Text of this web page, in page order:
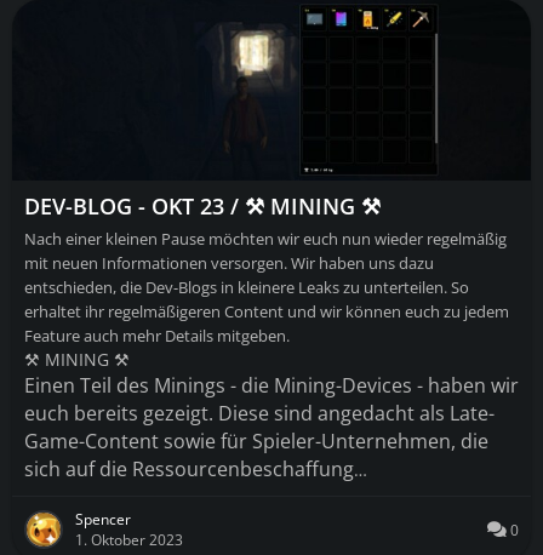
DEV-BLOG - OKT 23 / ⚒️ MINING ⚒️
Nach einer kleinen Pause möchten wir euch nun wieder regelmäßig
mit neuen Informationen versorgen. Wir haben uns dazu
entschieden, die Dev-Blogs in kleinere Leaks zu unterteilen. So
erhaltet ihr regelmäßigeren Content und wir können euch zu jedem
Feature auch mehr Details mitgeben.
⚒️ MINING ⚒️
Einen Teil des Minings - die Mining-Devices - haben wir
euch bereits gezeigt. Diese sind angedacht als Late-
Game-Content sowie für Spieler-Unternehmen, die
sich auf die Ressourcenbeschaffung…
Spencer
1. Oktober 2023
0